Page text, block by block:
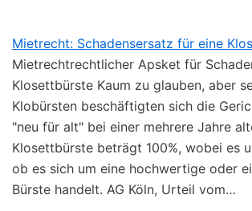
Mietrecht: Schadensersatz für eine
Mietrechtrechtlicher Apsket für
Klosettbürste Kaum zu glauben, aber
Klobürsten beschäftigten sich die
"neu für alt" bei einer mehrere Jahre
Klosettbürste beträgt 100%, wobei es
ob es sich um eine hochwertige oder
Bürste handelt. AG Köln, Urteil vom…